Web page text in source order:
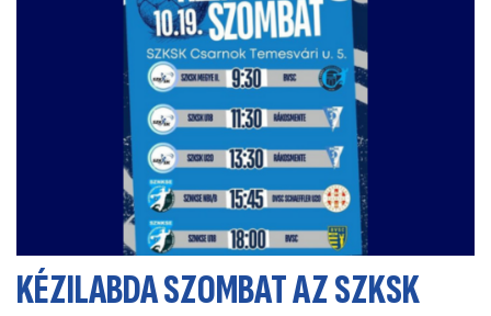
KÉZILABDA SZOMBAT AZ SZKSK